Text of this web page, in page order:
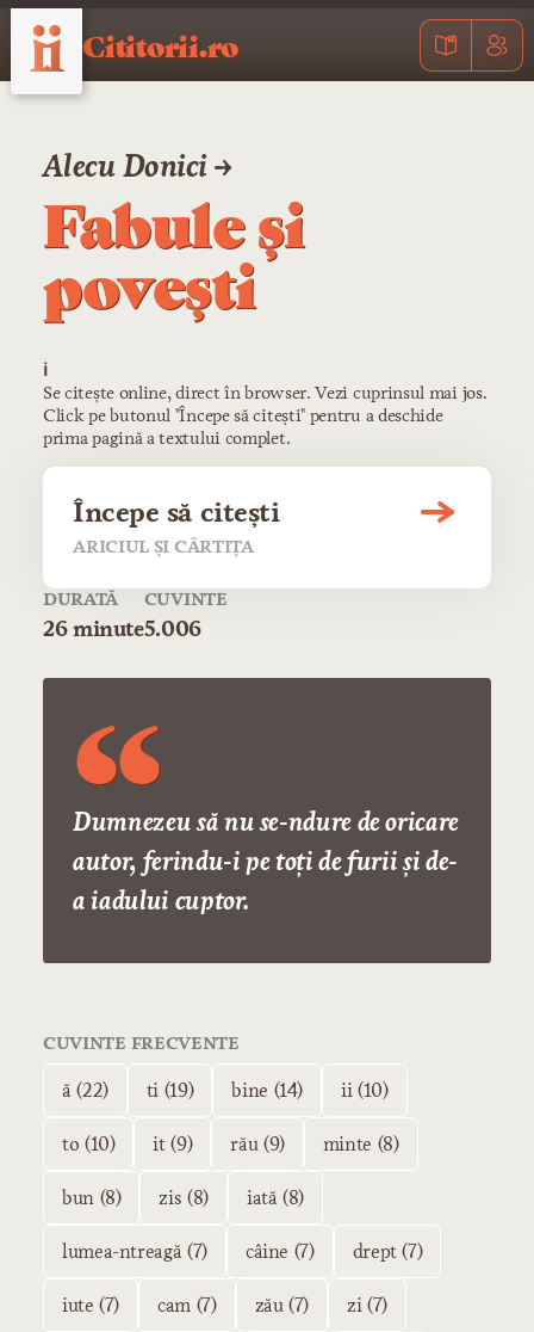
Cititorii.ro
Alecu Donici →
Fabule și
povești
ℹ️
Se citește online, direct în browser. Vezi cuprinsul mai jos.
Click pe butonul "Începe să citești" pentru a deschide
prima pagină a textului complet.
Începe să citești
ARICIUL ŞI CÂRTIŢA
DURATĂ
26 minute
CUVINTE
5.006
Dumnezeu să nu se-ndure de oricare
autor, ferindu-i pe toţi de furii și de-
a iadului cuptor.
CUVINTE FRECVENTE
ă (22) ti (19) bine (14) ii (10)
to (10) it (9) rău (9) minte (8)
bun (8) zis (8) iată (8)
lumea-ntreagă (7) câine (7) drept (7)
iute (7) cam (7) zău (7) zi (7)